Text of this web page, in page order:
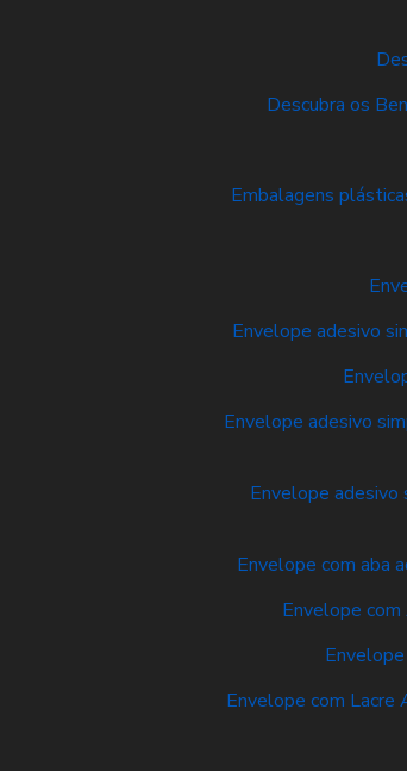
Descubra os
Embalagens
Envelope adesivo
Envelope adesivo
Envelope adesivo
Envelope com aba
Envelope com
Envelope com Lacre